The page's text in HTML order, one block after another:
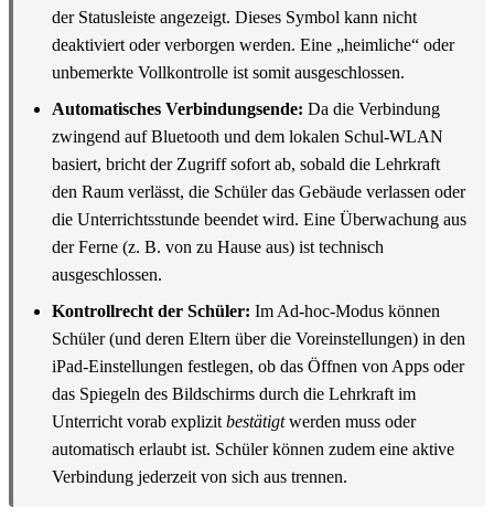
der Statusleiste angezeigt. Dieses Symbol kann nicht
deaktiviert oder verborgen werden. Eine „heimliche“ oder
unbemerkte Vollkontrolle ist somit ausgeschlossen.
Automatisches Verbindungsende: Da die Verbindung
zwingend auf Bluetooth und dem lokalen Schul-WLAN
basiert, bricht der Zugriff sofort ab, sobald die Lehrkraft
den Raum verlässt, die Schüler das Gebäude verlassen oder
die Unterrichtsstunde beendet wird. Eine Überwachung aus
der Ferne (z. B. von zu Hause aus) ist technisch
ausgeschlossen.
Kontrollrecht der Schüler: Im Ad-hoc-Modus können
Schüler (und deren Eltern über die Voreinstellungen) in den
iPad-Einstellungen festlegen, ob das Öffnen von Apps oder
das Spiegeln des Bildschirms durch die Lehrkraft im
Unterricht vorab explizit bestätigtwerden muss oder
automatisch erlaubt ist. Schüler können zudem eine aktive
Verbindung jederzeit von sich aus trennen.